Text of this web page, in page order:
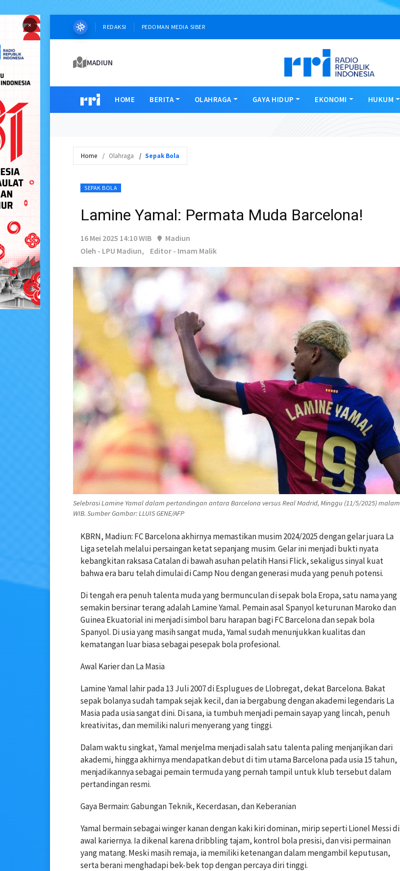
× REDAKSI PEDOMAN MEDIA SIBER
MADIUN
HOME BERITA OLAHRAGA GAYA HIDUP EKONOMI HUKUM
Home Olahraga Sepak Bola
SEPAK BOLA
Lamine Yamal: Permata Muda Barcelona!
16 Mei 2025 14:10 WIB
Madiun
Oleh - LPU Madiun,
Editor - Imam Malik
Selebrasi Lamine Yamal dalam pertandingan antara Barcelona versus Real Madrid, Minggu (11/5/2025) malam
WIB. Sumber Gambar: LLUIS GENE/AFP
KBRN, Madiun: FC Barcelona akhirnya memastikan musim 2024/2025 dengan gelar juara La
Liga setelah melalui persaingan ketat sepanjang musim. Gelar ini menjadi bukti nyata
kebangkitan raksasa Catalan di bawah asuhan pelatih Hansi Flick, sekaligus sinyal kuat
bahwa era baru telah dimulai di Camp Nou dengan generasi muda yang penuh potensi.
Di tengah era penuh talenta muda yang bermunculan di sepak bola Eropa, satu nama yang
semakin bersinar terang adalah Lamine Yamal. Pemain asal Spanyol keturunan Maroko dan
Guinea Ekuatorial ini menjadi simbol baru harapan bagi FC Barcelona dan sepak bola
Spanyol. Di usia yang masih sangat muda, Yamal sudah menunjukkan kualitas dan
kematangan luar biasa sebagai pesepak bola profesional.
Awal Karier dan La Masia
Lamine Yamal lahir pada 13 Juli 2007 di Esplugues de Llobregat, dekat Barcelona. Bakat
sepak bolanya sudah tampak sejak kecil, dan ia bergabung dengan akademi legendaris La
Masia pada usia sangat dini. Di sana, ia tumbuh menjadi pemain sayap yang lincah, penuh
kreativitas, dan memiliki naluri menyerang yang tinggi.
Dalam waktu singkat, Yamal menjelma menjadi salah satu talenta paling menjanjikan dari
akademi, hingga akhirnya mendapatkan debut di tim utama Barcelona pada usia 15 tahun,
menjadikannya sebagai pemain termuda yang pernah tampil untuk klub tersebut dalam
pertandingan resmi.
Gaya Bermain: Gabungan Teknik, Kecerdasan, dan Keberanian
Yamal bermain sebagai winger kanan dengan kaki kiri dominan, mirip seperti Lionel Messi di
awal kariernya. Ia dikenal karena dribbling tajam, kontrol bola presisi, dan visi permainan
yang matang. Meski masih remaja, ia memiliki ketenangan dalam mengambil keputusan,
serta berani menghadapi bek-bek top dengan percaya diri tinggi.